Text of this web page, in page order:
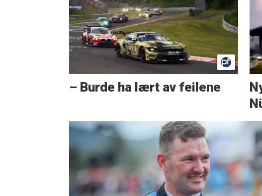
– Burde ha lært av feilene